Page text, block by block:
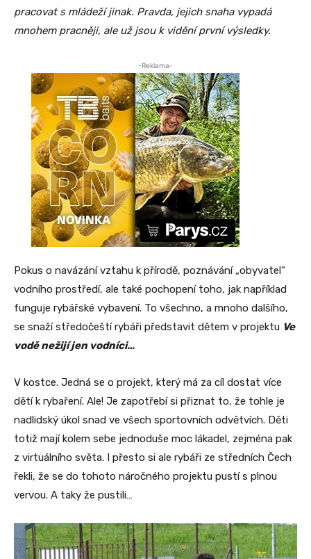
pracovat s mládeží jinak. Pravda, jejich snaha vypadá
mnohem pracněji, ale už jsou k vidění první výsledky.
-Reklama-
Pokus o navázání vztahu k přírodě, poznávání „obyvatel“
vodního prostředí, ale také pochopení toho, jak například
funguje rybářské vybavení. To všechno, a mnoho dalšího,
se snaží středočeští rybáři představit dětem v projektu Ve
vodě nežijí jen vodníci…
V kostce. Jedná se o projekt, který má za cíl dostat více
dětí k rybaření. Ale! Je zapotřebí si přiznat to, že tohle je
nadlidský úkol snad ve všech sportovních odvětvích. Děti
totiž mají kolem sebe jednoduše moc lákadel, zejména pak
z virtuálního světa. I přesto si ale rybáři ze středních Čech
řekli, že se do tohoto náročného projektu pustí s plnou
vervou. A taky že pustili…